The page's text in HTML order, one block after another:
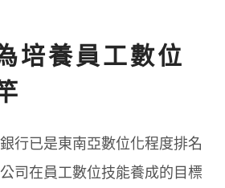
培養員工數位
行已是東南亞數位化程度排名
司在員工數位技能養成的目標